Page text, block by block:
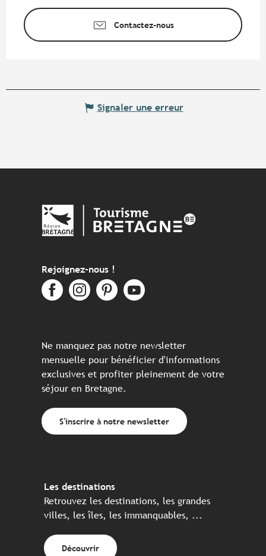
Contactez-nous
Signaler une erreur
Rejoignez-nous !
Ne manquez pas notre newsletter
mensuelle pour bénéficier d'informations
exclusives et profiter pleinement de votre
séjour en Bretagne.
S'inscrire à notre newsletter
Les destinations
Retrouvez les destinations, les grandes
villes, les îles, les immanquables, ...
Découvrir